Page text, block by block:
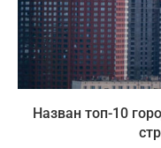
Назван топ-10